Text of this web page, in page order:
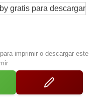
imprimir o descargar este